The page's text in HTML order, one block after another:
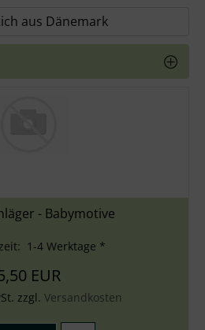
aus Dänemark
- Babymotive
1-4 Werktage *
EUR
zzgl. Versandkosten